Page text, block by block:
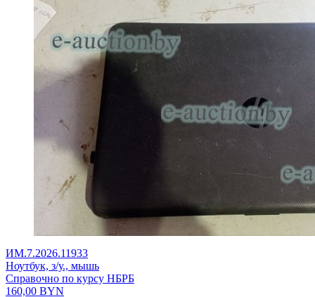
ИМ.7.2026.11933
Ноутбук, з/у., мышь
Справочно по курсу НБРБ
160,00 BYN